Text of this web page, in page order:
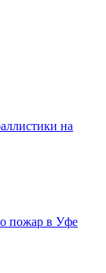
на
пожар в Уфе